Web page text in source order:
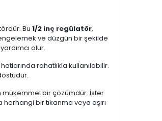
Bu 1/2 inç regülatör,
ve düzgün bir şekilde
olur.
rahatlıkla kullanılabilir.
bir çözümdür. İster
bir tıkanma veya aşırı